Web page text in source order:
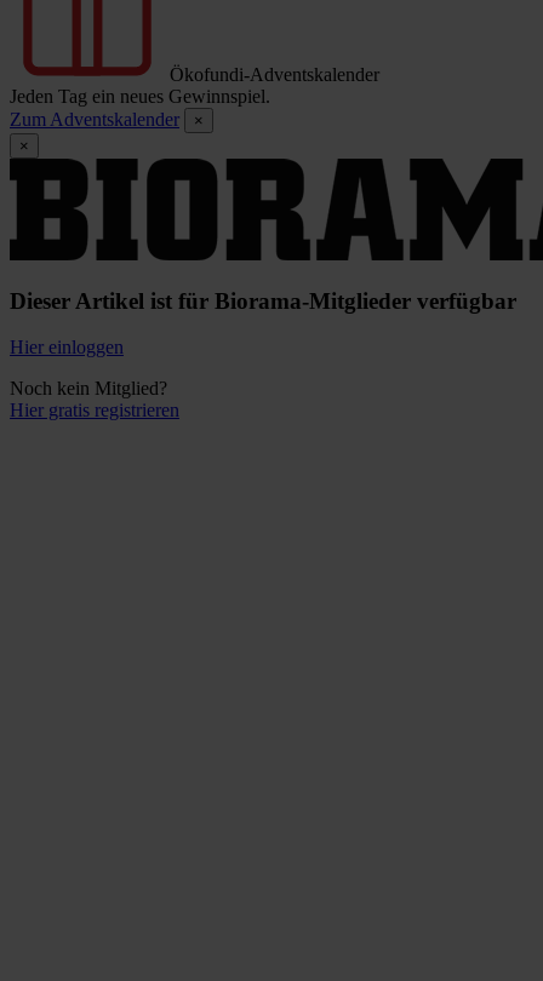
Ökofundi-Adventskalender
Jeden Tag ein neues Gewinnspiel.
Zum Adventskalender
×
×
Dieser Artikel ist für Biorama-Mitglieder verfügbar
Hier einloggen
Noch kein Mitglied?
Hier gratis registrieren